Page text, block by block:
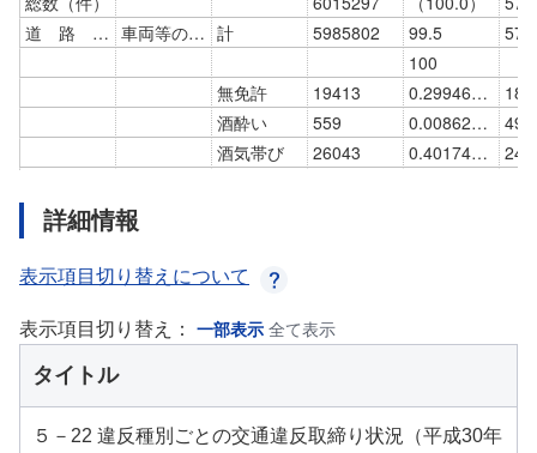
詳細情報
表示項目切り替えについて
表示項目切り替え： 一部表示 全て表示
タイトル
５－22 違反種別ごとの交通違反取締り状況（平成30年